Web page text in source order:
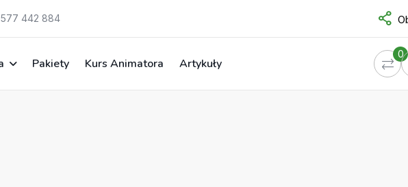
442 884
Pakiety Kurs Animatora Artykuły
0